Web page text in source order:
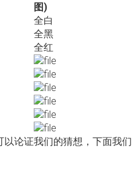
图)
全白
全黑
全红
论证我们的猜想，下面我们